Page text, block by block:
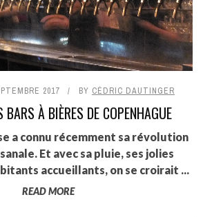
2017 BY CÉDRIC DAUTINGER
BARS À BIÈRES DE COPENHAGUE
a connu récemment sa révolution
Et avec sa pluie, ses jolies
accueillants, on se croirait ...
READ MORE